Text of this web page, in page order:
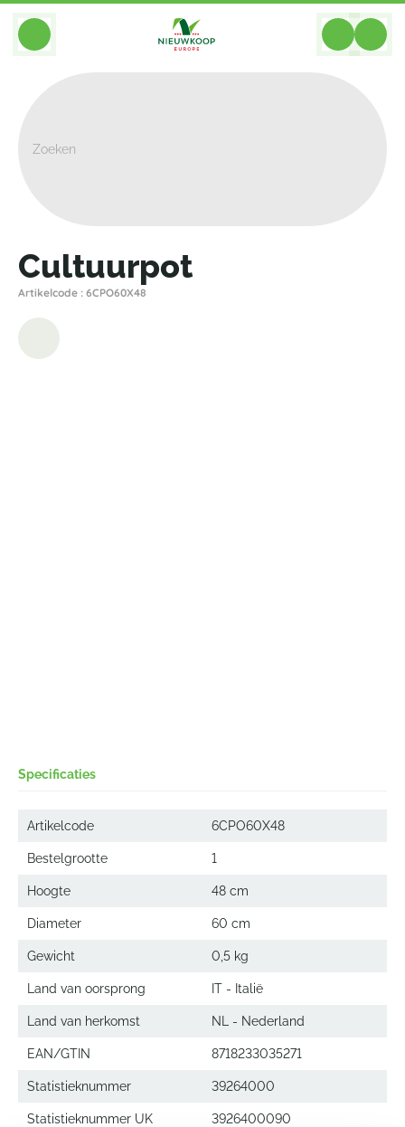
BACK
Cultuurpot
Artikelcode : 6CPO60X48
Specificaties
Artikelcode 6CPO60X48
Bestelgrootte 1
Hoogte 48 cm
Diameter 60 cm
Gewicht 0,5 kg
Land van oorsprong IT - Italië
Land van herkomst NL - Nederland
EAN/GTIN 8718233035271
Statistieknummer 39264000
Statistieknummer UK 3926400090